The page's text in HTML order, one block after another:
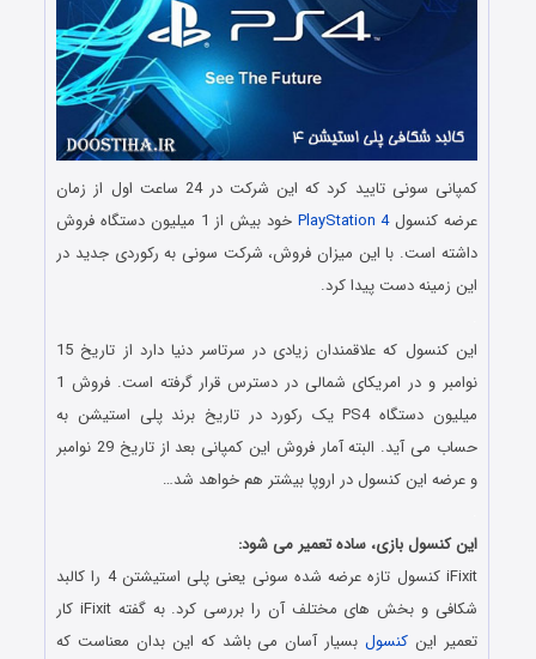
کمپانی سونی تایید کرد که این شرکت در 24 ساعت اول از زمان
عرضه کنسولPlayStation 4
خود بیش از 1 میلیون دستگاه فروش
داشته است. با این میزان فروش، شرکت سونی به رکوردی جدید در
این زمینه دست پیدا کرد.
این کنسول که علاقمندان زیادی در سرتاسر دنیا دارد از تاریخ 15
نوامبر و در امریکای شمالی در دسترس قرار گرفته است. فروش 1
میلیون دستگاه PS4 یک رکورد در تاریخ برند پلی استیشن به
حساب می آید. البته آمار فروش این کمپانی بعد از تاریخ 29 نوامبر
و عرضه این کنسول در اروپا بیشتر هم خواهد شد…
این کنسول بازی، ساده تعمیر می شود:
iFixit کنسول تازه عرضه شده سونی یعنی پلی استیشتن 4 را کالبد
شکافی و بخش های مختلف آن را بررسی کرد. به گفته iFixit کار
تعمیر این کنسولبسیار آسان می باشد که این بدان معناست که